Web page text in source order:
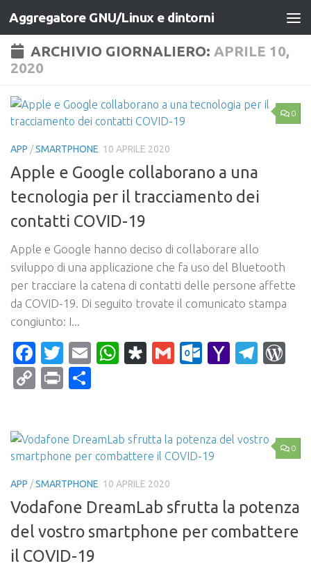
Salta al contenuto
Aggregatore GNU/Linux e dintorni
ARCHIVIO GIORNALIERO: APRILE 10,
2020
0
APP /SMARTPHONE 10 APRILE 2020
Apple e Google collaborano a una
tecnologia per il tracciamento dei
contatti COVID-19
Apple e Google hanno deciso di collaborare allo
sviluppo di una applicazione che fa uso del Bluetooth
per tracciare la catena di contatti delle persone affette
da COVID-19. Di seguito trovate il comunicato stampa
congiunto: I...
Facebook
Twitter
EmailWhatsApp
Diaspora
Gmail Yahoo
CopyPrint
0
APP /SMARTPHONE 10 APRILE 2020
Vodafone DreamLab sfrutta la potenza
del vostro smartphone per combattere
il COVID-19